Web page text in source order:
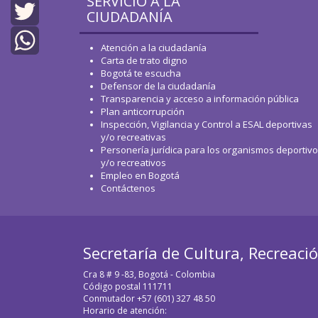
Facebook
Twitter
CIUDADANÍA
Atención a la ciudadanía
Carta de trato digno
Bogotá te escucha
Defensor de la ciudadanía
Transparencia y acceso a información pública
Plan anticorrupción
Inspección, Vigilancia y Control a ESAL deportivas
y/o recreativas
Personería jurídica para los organismos
y/o recreativos
Empleo en Bogotá
Contáctenos
Secretaría de Cultura,
Cra 8 # 9 -83, Bogotá - Colombia
Código postal 111711
Conmutador +57 (601) 327 48 50
Horario de atención: